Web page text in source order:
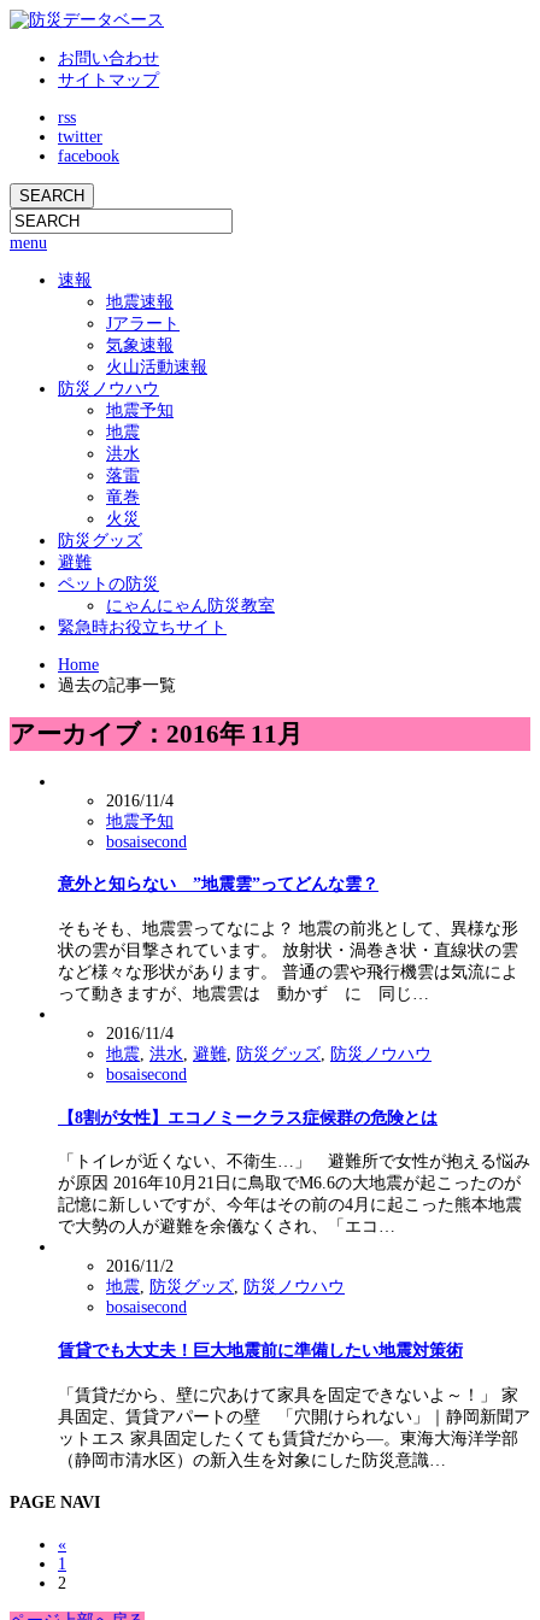
お問い合わせ
サイトマップ
rss
twitter
facebook
menu
速報
地震速報
Jアラート
気象速報
火山活動速報
防災ノウハウ
地震予知
地震
洪水
落雷
竜巻
火災
防災グッズ
避難
ペットの防災
にゃんにゃん防災教室
緊急時お役立ちサイト
Home
過去の記事一覧
アーカイブ：2016年 11月
2016/11/4
地震予知
bosaisecond
意外と知らない ”地震雲”ってどんな雲？
そもそも、地震雲ってなによ？ 地震の前兆として、異様な形
状の雲が目撃されています。 放射状・渦巻き状・直線状の雲
など様々な形状があります。 普通の雲や飛行機雲は気流によ
って動きますが、地震雲は 動かず に 同じ…
2016/11/4
地震, 洪水, 避難, 防災グッズ, 防災ノウハウ
bosaisecond
【8割が女性】エコノミークラス症候群の危険とは
「トイレが近くない、不衛生…」 避難所で女性が抱える悩み
が原因 2016年10月21日に鳥取でM6.6の大地震が起こったのが
記憶に新しいですが、今年はその前の4月に起こった熊本地震
で大勢の人が避難を余儀なくされ、「エコ…
2016/11/2
地震, 防災グッズ, 防災ノウハウ
bosaisecond
賃貸でも大丈夫！巨大地震前に準備したい地震対策術
「賃貸だから、壁に穴あけて家具を固定できないよ～！」 家
具固定、賃貸アパートの壁 「穴開けられない」｜静岡新聞ア
ットエス 家具固定したくても賃貸だから―。東海大海洋学部
（静岡市清水区）の新入生を対象にした防災意識…
PAGE NAVI
«
1
2